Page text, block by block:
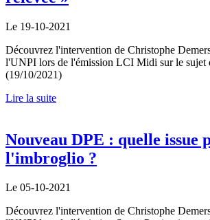
Le 19-10-2021
Découvrez l'intervention de Christophe
l'UNPI lors de l'émission LCI Midi sur le sujet
(19/10/2021)
Lire la suite
Nouveau DPE : quelle issue
l'imbroglio ?
Le 05-10-2021
Découvrez l'intervention de Christophe